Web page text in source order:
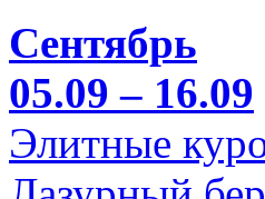
Сентябрь
05.09 – 16.09
Элитные